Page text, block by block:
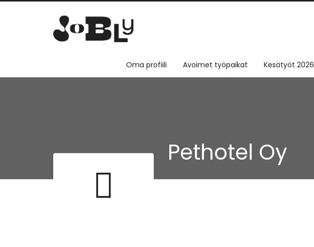
Oma profiili Avoimet työpaikat Kesätyöt 2026
Pethotel Oy